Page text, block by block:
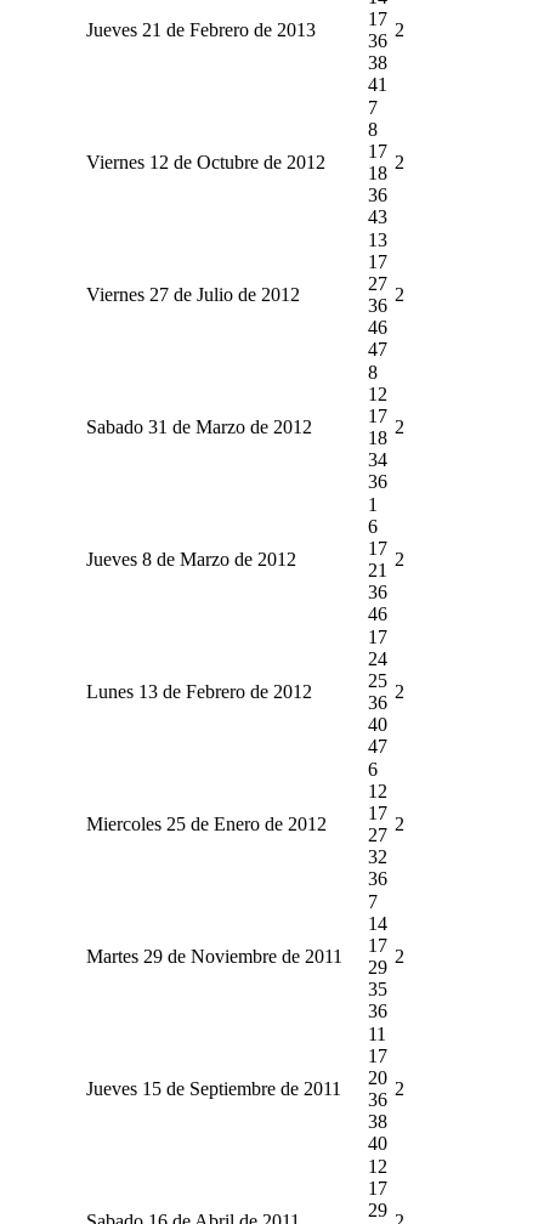
Jueves 21 de Febrero de 2013
17
36
38
41
2
Viernes 12 de Octubre de 2012
7
8
17
18
36
43
2
Viernes 27 de Julio de 2012
13
17
27
36
46
47
2
Sabado 31 de Marzo de 2012
8
12
17
18
34
36
2
Jueves 8 de Marzo de 2012
1
6
17
21
36
46
2
Lunes 13 de Febrero de 2012
17
24
25
36
40
47
2
Miercoles 25 de Enero de 2012
6
12
17
27
32
36
2
Martes 29 de Noviembre de 2011
7
14
17
29
35
36
2
Jueves 15 de Septiembre de 2011
11
17
20
36
38
40
2
12
17
29